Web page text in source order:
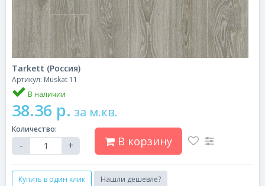
Tarkett (Россия)
Артикул: Muskat 11
В наличии
38.36 р. за м.кв.
Количество:
- + В корзину
Купить в один клик Нашли дешевле?